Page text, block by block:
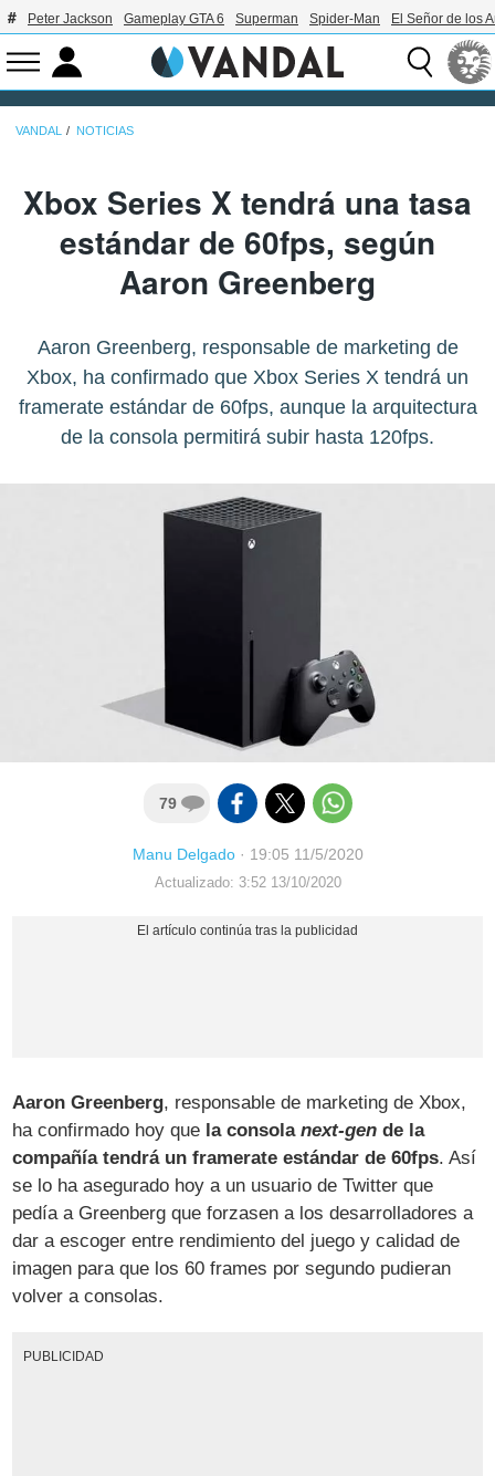
Peter Jackson Gameplay GTA 6 Superman Spider-Man El Señor de los
VANDAL NOTICIAS
Xbox Series X tendrá una tasa
estándar de 60fps, según
Aaron Greenberg
Aaron Greenberg, responsable de marketing de
Xbox, ha confirmado que Xbox Series X tendrá un
framerate estándar de 60fps, aunque la arquitectura
de la consola permitirá subir hasta 120fps.
79
Manu Delgado· 19:05 11/5/2020
Actualizado: 3:52 13/10/2020
Aaron Greenberg, responsable de marketing de Xbox,
ha confirmado hoy que la consolanext-gen de la
compañía tendrá un framerate estándar de 60fps. Así
se lo ha asegurado hoy a un usuario de Twitter que
pedía a Greenberg que forzasen a los desarrolladores a
dar a escoger entre rendimiento del juego y calidad de
imagen para que los 60 frames por segundo pudieran
volver a consolas.
PUBLICIDAD